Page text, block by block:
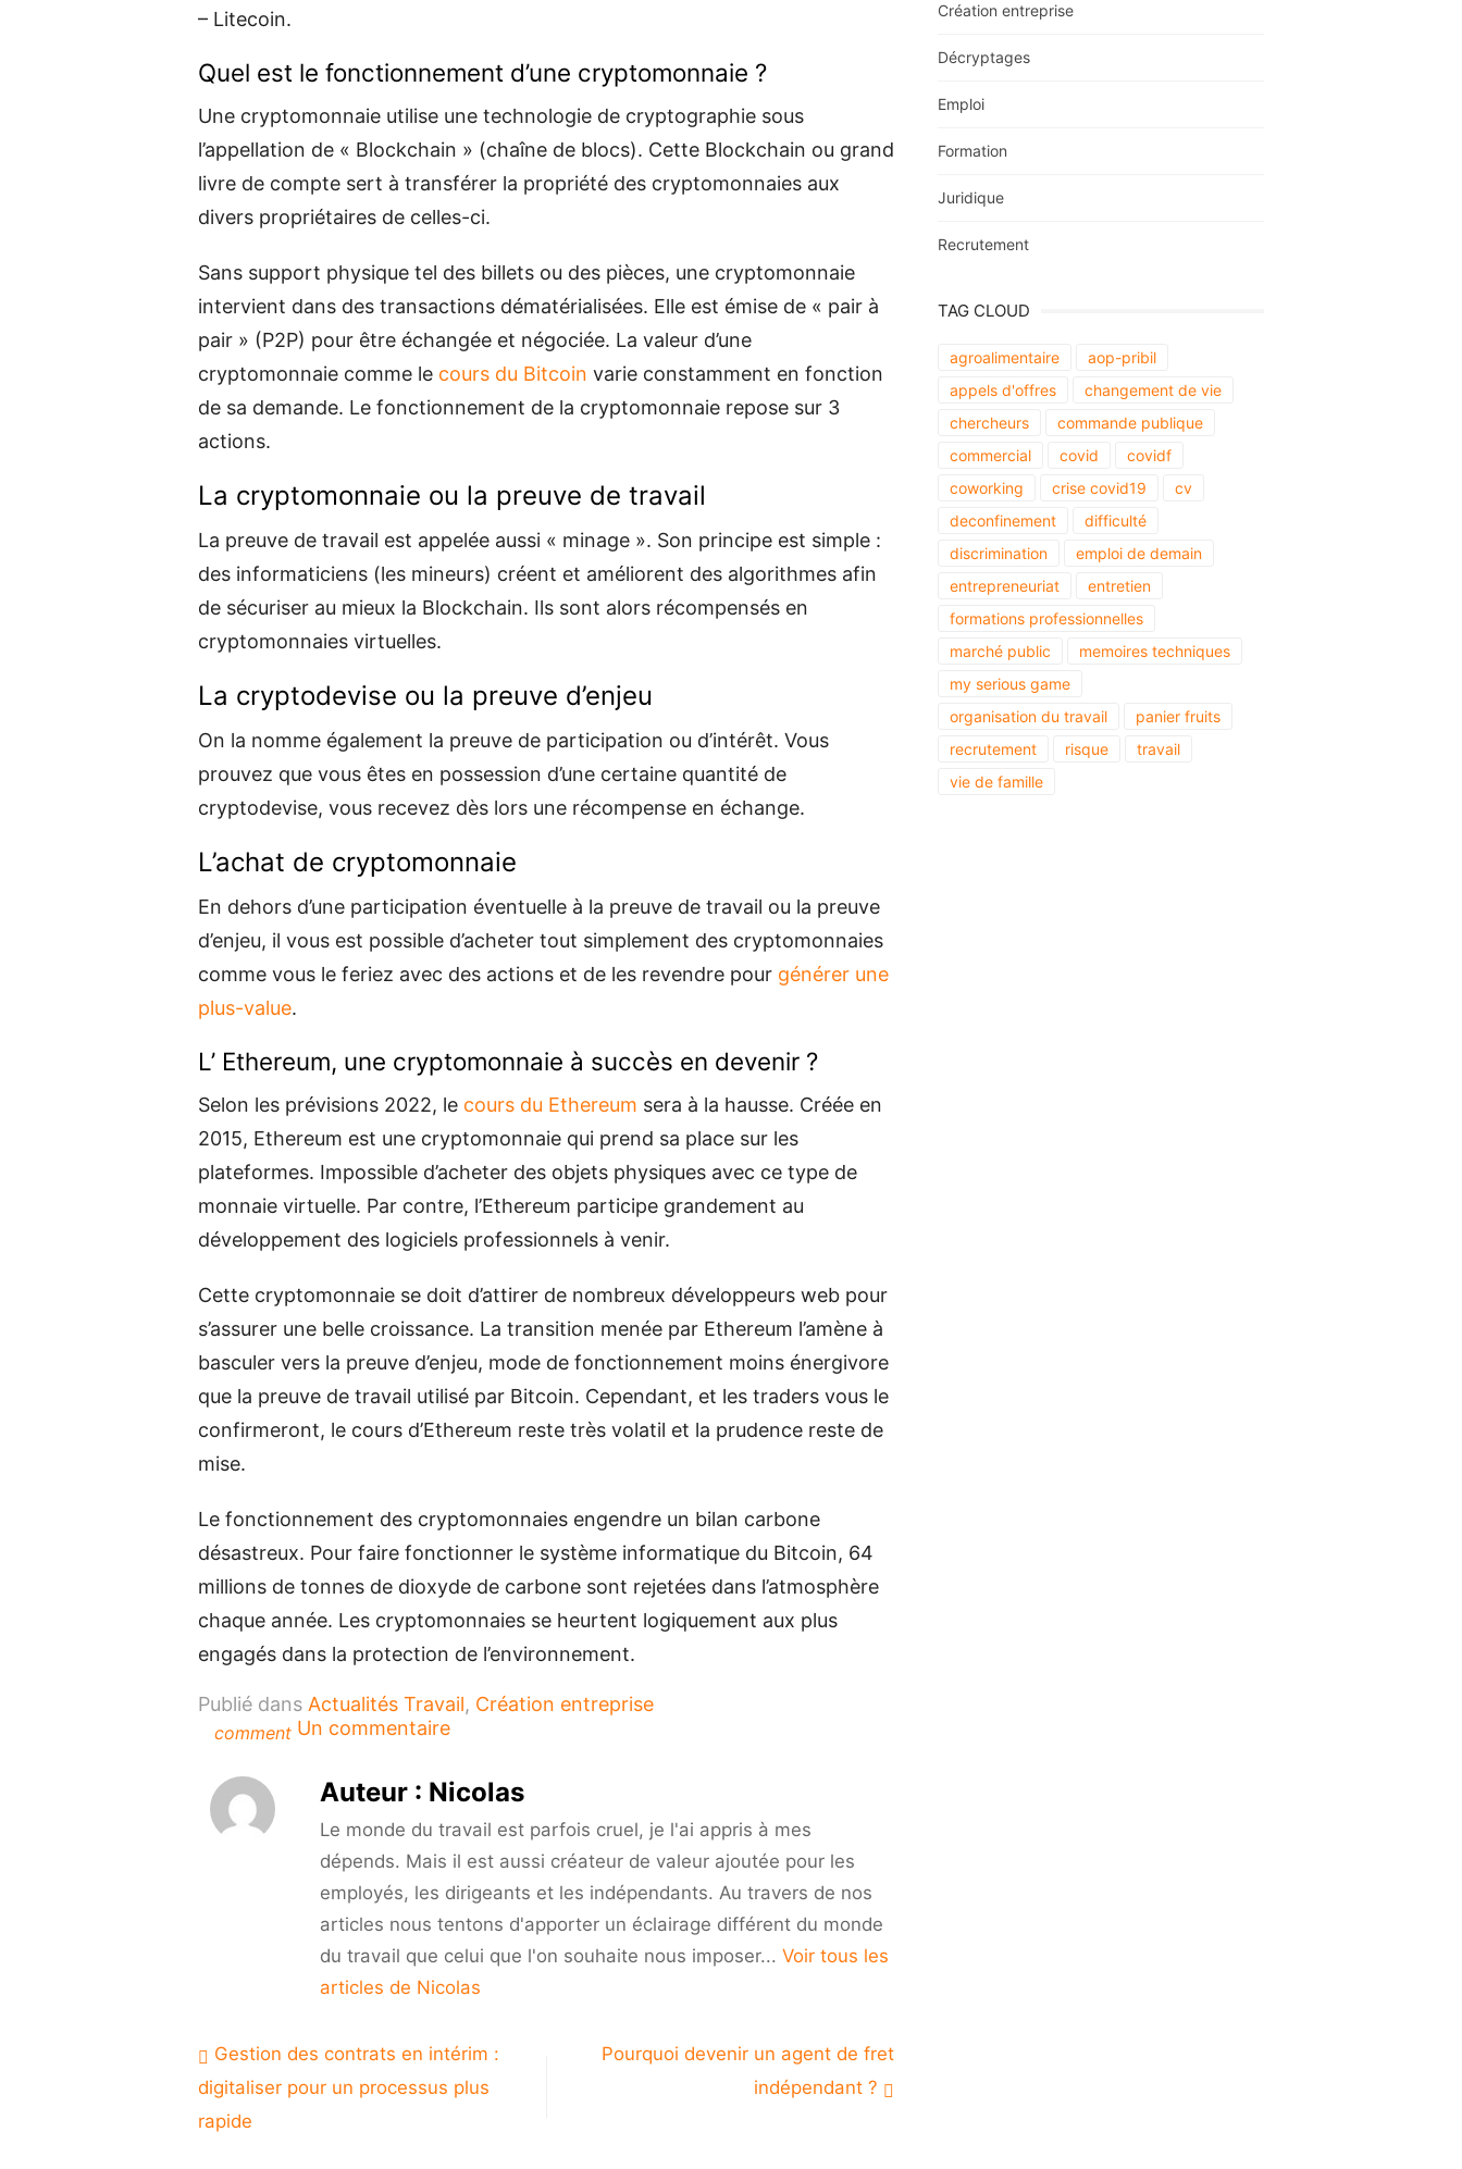
– Litecoin.
Quel est le fonctionnement d’une cryptomonnaie ?
Une cryptomonnaie utilise une technologie de cryptographie sous
l’appellation de « Blockchain » (chaîne de blocs). Cette Blockchain ou grand
livre de compte sert à transférer la propriété des cryptomonnaies aux
divers propriétaires de celles-ci.
Sans support physique tel des billets ou des pièces, une cryptomonnaie
intervient dans des transactions dématérialisées. Elle est émise de « pair à
pair » (P2P) pour être échangée et négociée. La valeur d’une
cryptomonnaie comme le cours du Bitcoin varie constamment en fonction
de sa demande. Le fonctionnement de la cryptomonnaie repose sur 3
actions.
La cryptomonnaie ou la preuve de travail
La preuve de travail est appelée aussi « minage ». Son principe est simple :
des informaticiens (les mineurs) créent et améliorent des algorithmes afin
de sécuriser au mieux la Blockchain. Ils sont alors récompensés en
cryptomonnaies virtuelles.
La cryptodevise ou la preuve d’enjeu
On la nomme également la preuve de participation ou d’intérêt. Vous
prouvez que vous êtes en possession d’une certaine quantité de
cryptodevise, vous recevez dès lors une récompense en échange.
L’achat de cryptomonnaie
En dehors d’une participation éventuelle à la preuve de travail ou la preuve
d’enjeu, il vous est possible d’acheter tout simplement des cryptomonnaies
comme vous le feriez avec des actions et de les revendre pour générer une
plus-value.
L’ Ethereum, une cryptomonnaie à succès en devenir ?
Selon les prévisions 2022, le cours du Ethereum sera à la hausse. Créée en
2015, Ethereum est une cryptomonnaie qui prend sa place sur les
plateformes. Impossible d’acheter des objets physiques avec ce type de
monnaie virtuelle. Par contre, l’Ethereum participe grandement au
développement des logiciels professionnels à venir.
Cette cryptomonnaie se doit d’attirer de nombreux développeurs web pour
s’assurer une belle croissance. La transition menée par Ethereum l’amène à
basculer vers la preuve d’enjeu, mode de fonctionnement moins énergivore
que la preuve de travail utilisé par Bitcoin. Cependant, et les traders vous le
confirmeront, le cours d’Ethereum reste très volatil et la prudence reste de
mise.
Le fonctionnement des cryptomonnaies engendre un bilan carbone
désastreux. Pour faire fonctionner le système informatique du Bitcoin, 64
millions de tonnes de dioxyde de carbone sont rejetées dans l’atmosphère
chaque année. Les cryptomonnaies se heurtent logiquement aux plus
engagés dans la protection de l’environnement.
Publié dans Actualités Travail, Création entreprise
comment Un commentairesur
explications
sur
nouvelle
façon
d’investir
Auteur : Nicolas
Le monde du travail est parfois cruel, je l'ai appris à mes
dépends. Mais il est aussi créateur de valeur ajoutée pour les
employés, les dirigeants et les indépendants. Au travers de nos
articles nous tentons d'apporter un éclairage différent du monde
du travail que celui que l'on souhaite nous imposer... Voir tous les
articles de Nicolas
Navigation
de
l’article
Gestion des contrats en intérim :
digitaliser pour un processus plus
rapide
Pourquoi devenir un agent de fret
indépendant ?
Création entreprise
Décryptages
Emploi
Formation
Juridique
Recrutement
TAG CLOUD
agroalimentaire
aop-pribil
appels d'offres
changement de vie
chercheurs
commande publique
commercial
covid
covidf
coworking
crise covid19
cv
deconfinement
difficulté
discrimination
emploi de demain
entrepreneuriat
entretien
formations professionnelles
marché public
memoires techniques
my serious game
organisation du travail
panier fruits
recrutement
risque
travail
vie de famille